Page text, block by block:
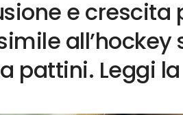
e crescita
pattini. Leggi